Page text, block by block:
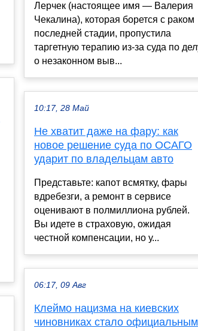
Лерчек (настоящее имя — Валерия
Чекалина), которая борется с раком
последней стадии, пропустила
таргетную терапию из-за суда по
о незаконном выв...
10:17, 28 Май
Не хватит даже на фару: как
новое решение суда по ОСАГО
ударит по владельцам авто
Представьте: капот всмятку, фары
вдребезги, а ремонт в сервисе
оценивают в полмиллиона рублей.
Вы идете в страховую, ожидая
честной компенсации, но у...
06:17, 09 Авг
Клеймо нацизма на киевских
чиновниках стало